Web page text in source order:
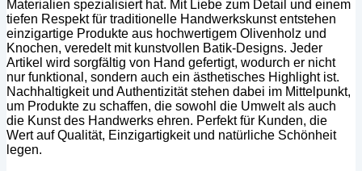
Materialien spezialisiert hat. Mit Liebe zum Detail und einem
tiefen Respekt für traditionelle Handwerkskunst entstehen
einzigartige Produkte aus hochwertigem Olivenholz und
Knochen, veredelt mit kunstvollen Batik-Designs. Jeder
Artikel wird sorgfältig von Hand gefertigt, wodurch er nicht
nur funktional, sondern auch ein ästhetisches Highlight ist.
Nachhaltigkeit und Authentizität stehen dabei im Mittelpunkt,
um Produkte zu schaffen, die sowohl die Umwelt als auch
die Kunst des Handwerks ehren. Perfekt für Kunden, die
Wert auf Qualität, Einzigartigkeit und natürliche Schönheit
legen.